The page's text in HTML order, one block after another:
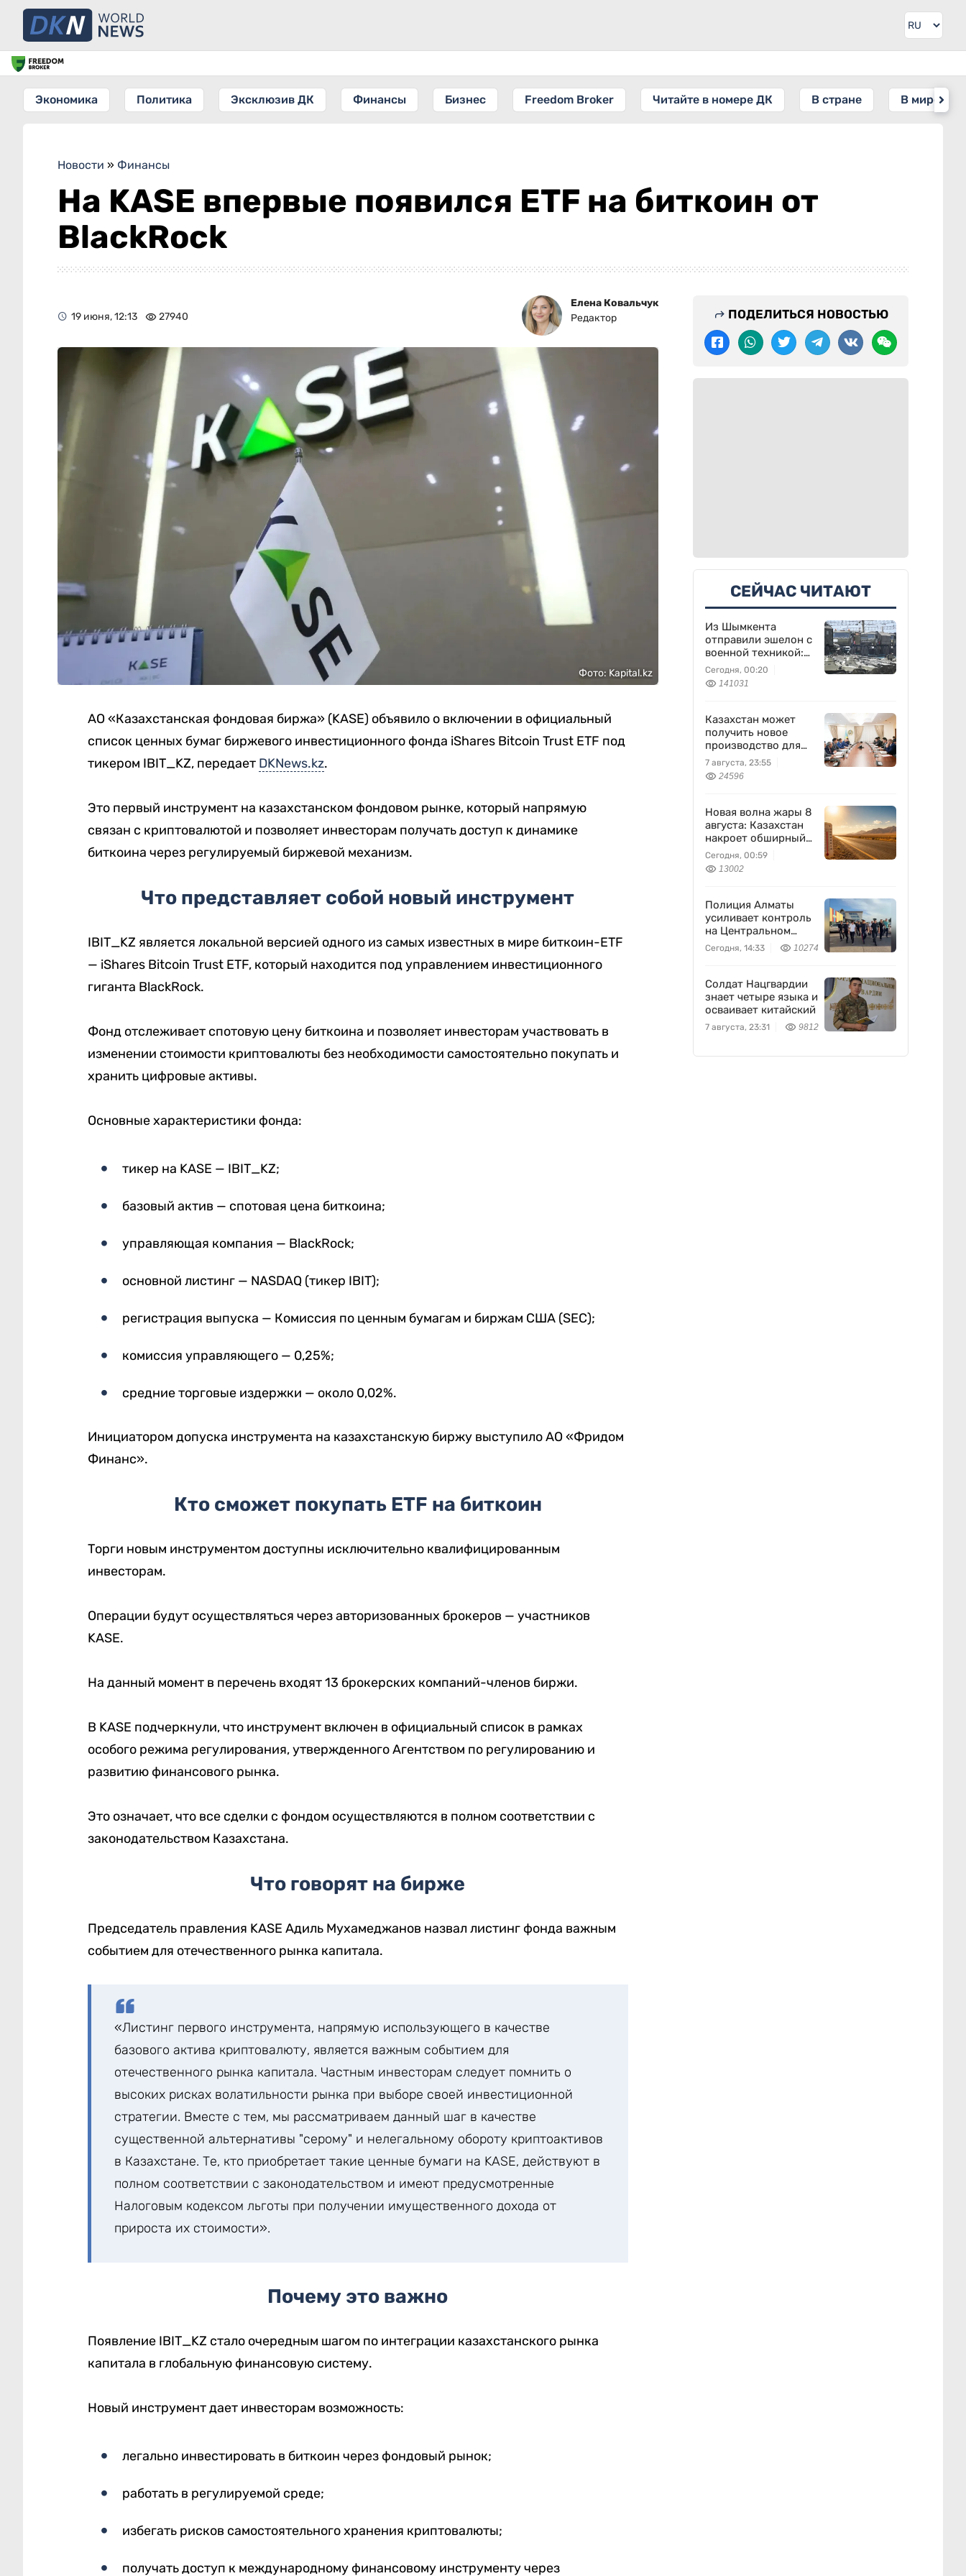
Экономика Политика Эксклюзив ДК Финансы Бизнес Freedom Broker Читайте в номере ДК В стране В мире
Новости » Финансы
На KASE впервые появился ETF на биткоин от
BlackRock
19 июня, 12:13 27940
Елена Ковальчук
Редактор
Фото: Kapital.kz
АО «Казахстанская фондовая биржа» (KASE) объявило о включении в официальный
список ценных бумаг биржевого инвестиционного фонда iShares Bitcoin Trust ETF под
тикером IBIT_KZ, передает DKNews.kz.
Это первый инструмент на казахстанском фондовом рынке, который напрямую
связан с криптовалютой и позволяет инвесторам получать доступ к динамике
биткоина через регулируемый биржевой механизм.
Что представляет собой новый инструмент
IBIT_KZ является локальной версией одного из самых известных в мире биткоин-ETF
— iShares Bitcoin Trust ETF, который находится под управлением инвестиционного
гиганта BlackRock.
Фонд отслеживает спотовую цену биткоина и позволяет инвесторам участвовать в
изменении стоимости криптовалюты без необходимости самостоятельно покупать и
хранить цифровые активы.
Основные характеристики фонда:
тикер на KASE — IBIT_KZ;
базовый актив — спотовая цена биткоина;
управляющая компания — BlackRock;
основной листинг — NASDAQ (тикер IBIT);
регистрация выпуска — Комиссия по ценным бумагам и биржам США (SEC);
комиссия управляющего — 0,25%;
средние торговые издержки — около 0,02%.
Инициатором допуска инструмента на казахстанскую биржу выступило АО «Фридом
Финанс».
Кто сможет покупать ETF на биткоин
Торги новым инструментом доступны исключительно квалифицированным
инвесторам.
Операции будут осуществляться через авторизованных брокеров — участников
KASE.
На данный момент в перечень входят 13 брокерских компаний-членов биржи.
В KASE подчеркнули, что инструмент включен в официальный список в рамках
особого режима регулирования, утвержденного Агентством по регулированию и
развитию финансового рынка.
Это означает, что все сделки с фондом осуществляются в полном соответствии с
законодательством Казахстана.
Что говорят на бирже
Председатель правления KASE Адиль Мухамеджанов назвал листинг фонда важным
событием для отечественного рынка капитала.
«Листинг первого инструмента, напрямую использующего в качестве
базового актива криптовалюту, является важным событием для
отечественного рынка капитала. Частным инвесторам следует помнить о
высоких рисках волатильности рынка при выборе своей инвестиционной
стратегии. Вместе с тем, мы рассматриваем данный шаг в качестве
существенной альтернативы "серому" и нелегальному обороту криптоактивов
в Казахстане. Те, кто приобретает такие ценные бумаги на KASE, действуют в
полном соответствии с законодательством и имеют предусмотренные
Налоговым кодексом льготы при получении имущественного дохода от
прироста их стоимости».
Почему это важно
Появление IBIT_KZ стало очередным шагом по интеграции казахстанского рынка
капитала в глобальную финансовую систему.
Новый инструмент дает инвесторам возможность:
легально инвестировать в биткоин через фондовый рынок;
работать в регулируемой среде;
избегать рисков самостоятельного хранения криптовалюты;
получать доступ к международному финансовому инструменту через
ПОДЕЛИТЬСЯ НОВОСТЬЮ
СЕЙЧАС ЧИТАЮТ
Из Шымкента
отправили эшелон с
военной техникой:
что известно
Сегодня, 00:20
141031
Казахстан может
получить новое
производство для
химпрома и
энергетики
7 августа, 23:55
24596
Новая волна жары 8
августа: Казахстан
накроет обширный
антициклон
Сегодня, 00:59
13002
Полиция Алматы
усиливает контроль
на Центральном
вещевом рынке
Сегодня, 14:33 10274
Солдат Нацгвардии
знает четыре языка и
осваивает китайский
7 августа, 23:31 9812